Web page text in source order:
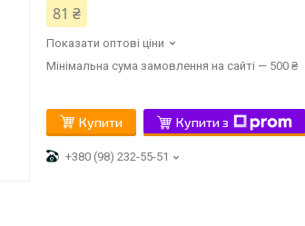
81 ₴
Показати оптові ціни
Мінімальна сума замовлення на сайті — 500 ₴
Купити Купити з
+380 (98) 232-55-51